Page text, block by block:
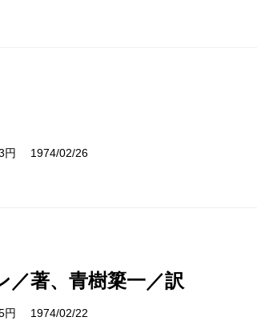
円 1974/02/26
／著、青樹簗一／訳
円 1974/02/22